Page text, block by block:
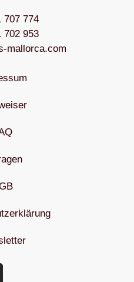
707 774
702 953
mallorca.com